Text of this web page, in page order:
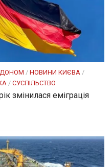
/ НОВИНИ КИЄВА /
/ СУСПІЛЬСТВО
змінилася еміграція